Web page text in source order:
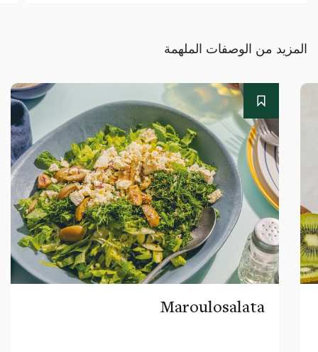
المزيد من الوصفات الملهمة
Maroulosalata